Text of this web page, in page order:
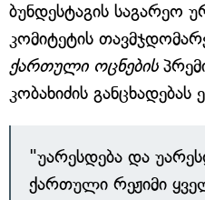
ბუნდესტაგის საგარეო
კომიტეტის
ქართული ოცნების
კობახიძის განცხადებას
"უარესდება და
ქართული რეჟიმი